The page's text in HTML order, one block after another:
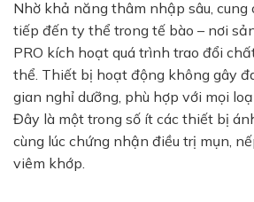
Nhờ khả năng thâm nhập sâu, cung
tiếp đến ty thể trong tế bào – nơi
PRO kích hoạt quá trình trao đổi
thể. Thiết bị hoạt động không gây
gian nghỉ dưỡng, phù hợp với mọi
Đây là một trong số ít các thiết bị
cùng lúc chứng nhận điều trị mụn,
viêm khớp.